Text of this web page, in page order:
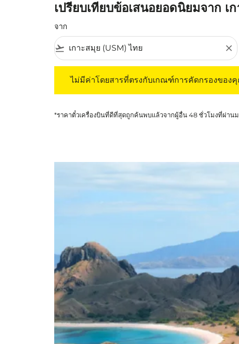
เปรียบเทียบข้อเสนอยอดนิยมจาก
จาก
flight_takeoff close
ไม่มีค่าโดยสารที่ตรงกับเกณฑ์การคัดกรองของ
*ราคาตั๋วเครื่องบินที่ดีที่สุดถูกค้นพบแล้วจากผู้อื่น 48 ชั่วโมงที่ผ่าน